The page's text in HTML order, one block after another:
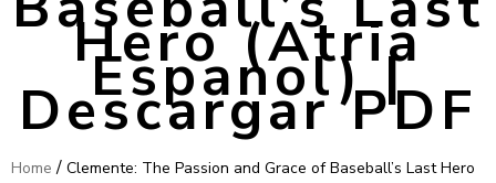
Hero (Atria
Espanol) |
Descargar PDF
Home / Clemente: The Passion and Grace of Baseball’s Last Hero